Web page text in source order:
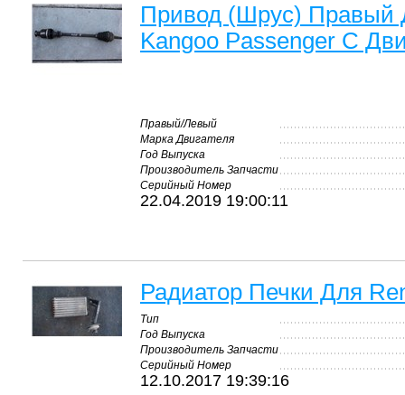
Привод (Шрус) Правый
Kangoo Passenger С
Правый/Левый
Марка Двигателя
Год Выпуска
Производитель Запчасти
Серийный Номер
22.04.2019 19:00:11
Радиатор Печки Для
Тип
Год Выпуска
Производитель Запчасти
Серийный Номер
12.10.2017 19:39:16